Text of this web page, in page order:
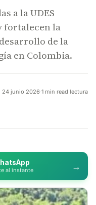
a la UDES
fortalecen la
de la
en Colombia.
24 junio 2026·1 min read lectura
al instante →